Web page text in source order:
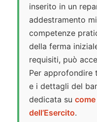
inserito in un
addestramento
competenze
della ferma
requisiti, può
Per approfondire
e i dettagli del
dedicata su
dell’Esercito.